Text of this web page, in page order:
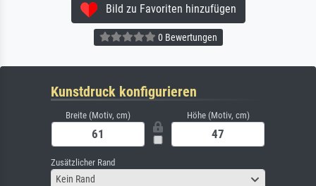
Bild zu Favoriten hinzufügen
0 Bewertungen
Kunstdruck konfigurieren
Breite (Motiv, cm) Höhe (Motiv, cm)
Zusätzlicher Rand
Kein Rand